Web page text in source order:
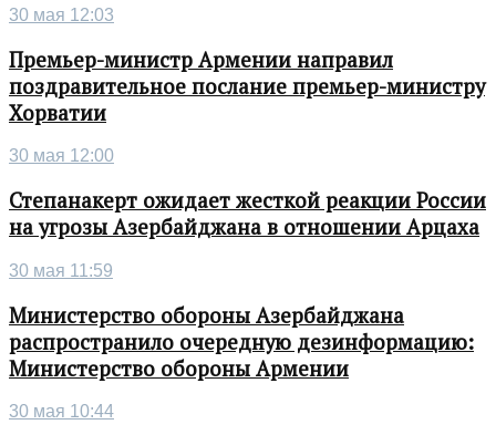
30 мая 12:03
Премьер-министр Армении направил
поздравительное послание премьер-министру
Хорватии
30 мая 12:00
Степанакерт ожидает жесткой реакции России
на угрозы Азербайджана в отношении Арцаха
30 мая 11:59
Министерство обороны Азербайджана
распространило очередную дезинформацию:
Министерство обороны Армении
30 мая 10:44